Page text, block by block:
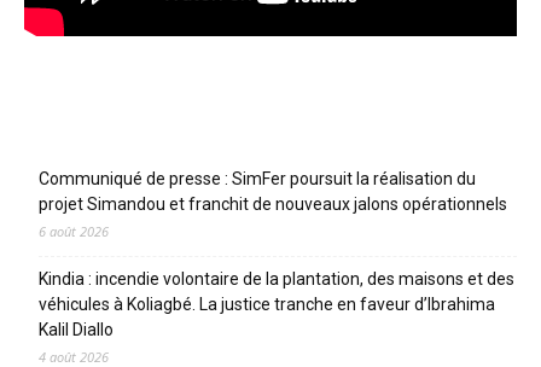
Communiqué de presse : SimFer poursuit la réalisation du
projet Simandou et franchit de nouveaux jalons opérationnels
6 août 2026
Kindia : incendie volontaire de la plantation, des maisons et des
véhicules à Koliagbé. La justice tranche en faveur d’Ibrahima
Kalil Diallo
4 août 2026